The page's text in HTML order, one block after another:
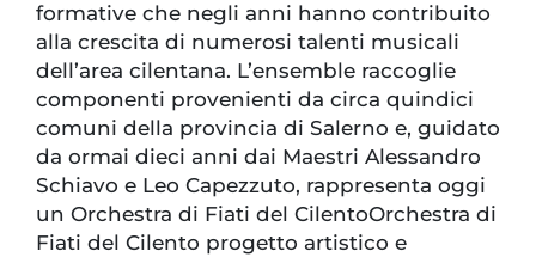
formative che negli anni hanno contribuito
alla crescita di numerosi talenti musicali
dell’area cilentana. L’ensemble raccoglie
componenti provenienti da circa quindici
comuni della provincia di Salerno e, guidato
da ormai dieci anni dai Maestri Alessandro
Schiavo e Leo Capezzuto, rappresenta oggi
un Orchestra di Fiati del CilentoOrchestra di
Fiati del Cilento progetto artistico e